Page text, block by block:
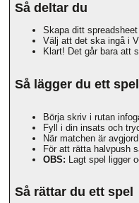
Så deltar du
Skapa ditt
Välj att det ska ingå i
Klart! Det går bara att
Så lägger du ett spel
Börja skriv i rutan
Fyll i din insats och
När matchen är
För att rätta halvpush
OBS: Lagt spel ligger
Så rättar du ett spel